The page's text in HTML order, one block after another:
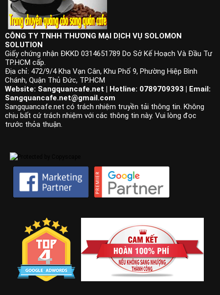
CÔNG TY TNHH THƯƠNG MẠI DỊCH VỤ SOLOMON
SOLUTION
Giấy chứng nhận ĐKKD 0314651789 Do Sở Kế Hoạch Và Đầu Tư
TP.HCM cấp.
Địa chỉ: 472/9/4 Kha Vạn Cân, Khu Phố 9, Phường Hiệp Bình
Chánh, Quận Thủ Đức, TP.HCM
Website: Sangquancafe.net | Hotline: 0789709393 | Email:
Sangquancafe.net@gmail.com
Sangquancafe.net có trách nhiệm truyền tải thông tin. Không
chịu bất cứ trách nhiệm với các thông tin này. Vui lòng đọc
trước thỏa thuận.